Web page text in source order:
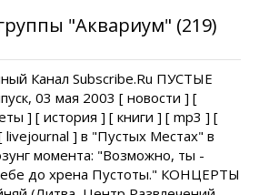
"Аквариум" (219)
Канал Subscribe.Ru ПУСТЫЕ
03 мая 2003 [ новости ] [
] [ история ] [ книги ] [ mp3 ] [
livejournal ] в "Пустых Местах" в
момента: "Возможно, ты -
до хрена Пустоты." КОНЦЕРТЫ